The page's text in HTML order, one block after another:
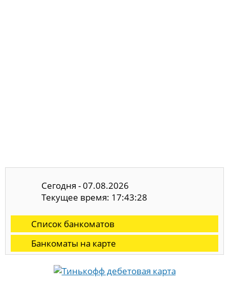
Сегодня - 07.08.2026
Текущее время: 17:43:28
Список банкоматов
Банкоматы на карте